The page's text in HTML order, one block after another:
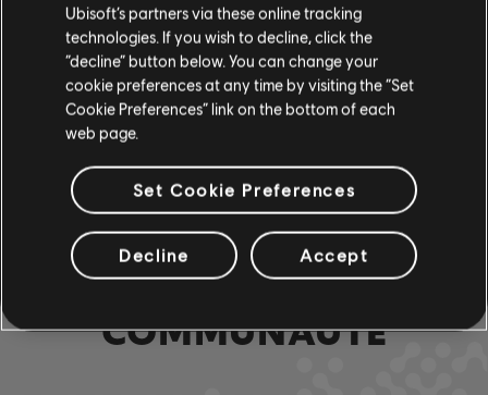
Arrangement accords
Accords basse
ARRANGEMENTS DE LA
COMMUNAUTÉ
Ubisoft’s partners via these online tracking
technologies. If you wish to decline, click the
“decline” button below. You can change your
cookie preferences at any time by visiting the “Set
Cookie Preferences” link on the bottom of each
web page.
Set Cookie Preferences
Decline Accept